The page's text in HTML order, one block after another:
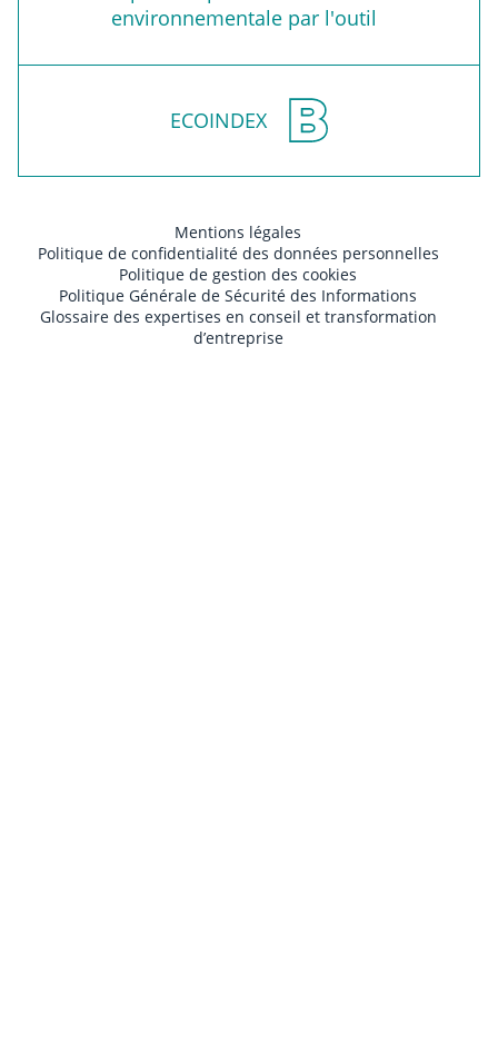
environnementale par l'outil
ECOINDEX
Mentions légales
Politique de confidentialité des données personnelles
Politique de gestion des cookies
Politique Générale de Sécurité des Informations
Glossaire des expertises en conseil et transformation
d’entreprise